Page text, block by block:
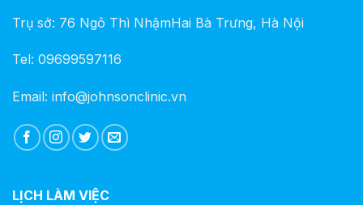
Trụ sở: 76 Ngô Thì NhậmHai Bà Trưng, Hà Nội
Tel: 09699597116
Email: info@johnsonclinic.vn
LỊCH LÀM VIỆC